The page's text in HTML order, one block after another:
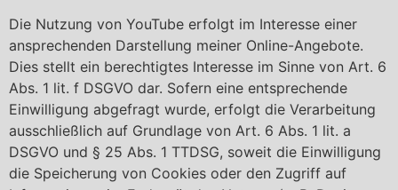
Die Nutzung von YouTube erfolgt im Interesse einer
ansprechenden Darstellung meiner Online-Angebote.
Dies stellt ein berechtigtes Interesse im Sinne von Art. 6
Abs. 1 lit. f DSGVO dar. Sofern eine entsprechende
Einwilligung abgefragt wurde, erfolgt die Verarbeitung
ausschließlich auf Grundlage von Art. 6 Abs. 1 lit. a
DSGVO und § 25 Abs. 1 TTDSG, soweit die Einwilligung
die Speicherung von Cookies oder den Zugriff auf